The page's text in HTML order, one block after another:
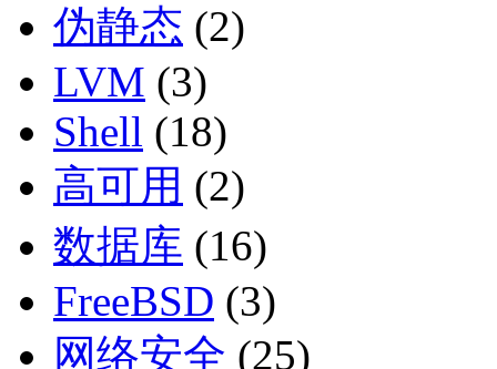
伪静态 (2)
LVM (3)
Shell (18)
高可用 (2)
数据库 (16)
FreeBSD (3)
网络安全 (25)